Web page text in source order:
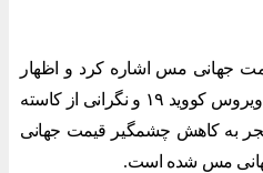
جهانی مس اشاره کرد و اظهار
داشت: در چندماه گذشته شیوع ویروس کووید ۱۹ و نگرانی از کاسته
به کاهش چشمگیر قیمت جهانی
مس شده است.